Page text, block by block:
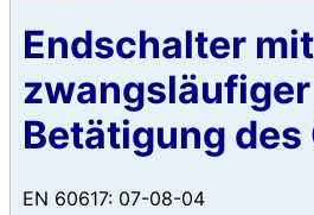
Endschalter mit
zwangsläufiger
Betätigung
EN 60617: 07-08-04